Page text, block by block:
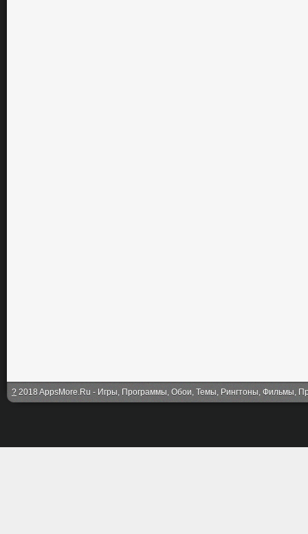
? 2018 AppsMore.Ru - Игры, Программы, Обои, Темы, Рингтоны, Фильмы,